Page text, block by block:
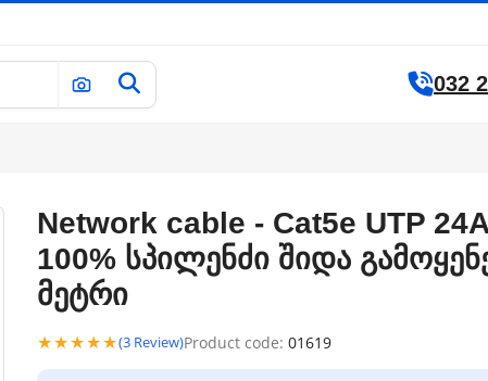
032
Network cable - Cat5e UTP
100% სპილენძი შიდა
მეტრი
★★★★★(3 Review)Product code: 01619